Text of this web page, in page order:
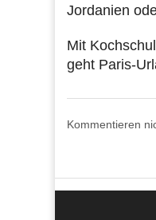
Jordanien
Mit
geht Paris-
Kommentieren